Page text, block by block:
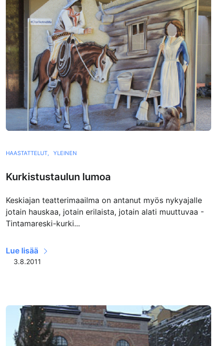
HAASTATTELUT, YLEINEN
Kurkistustaulun lumoa
Keskiajan teatterimaailma on antanut myös nykyajalle
jotain hauskaa, jotain erilaista, jotain alati muuttuvaa -
Tintamareski-kurki...
Lue lisää
3.8.2011